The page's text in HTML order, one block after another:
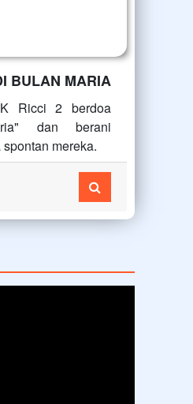
BULAN MARIA
Ricci 2 berdoa
dan berani
mereka.